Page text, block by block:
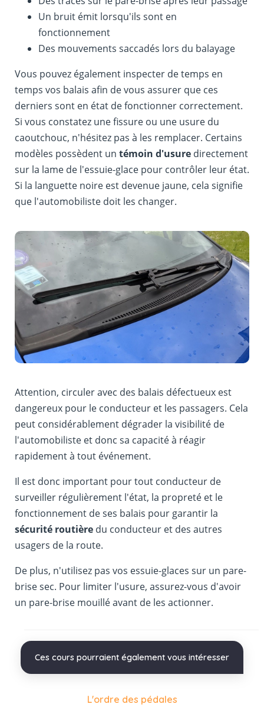
Un bruit émit lorsqu'ils sont en
fonctionnement
Des mouvements saccadés lors du balayage
Vous pouvez également inspecter de temps en
temps vos balais afin de vous assurer que ces
derniers sont en état de fonctionner correctement.
Si vous constatez une fissure ou une usure du
caoutchouc, n'hésitez pas à les remplacer. Certains
modèles possèdent un témoin d'usuredirectement
sur la lame de l'essuie-glace pour contrôler leur état.
Si la languette noire est devenue jaune, cela signifie
que l'automobiliste doit les changer.
Attention, circuler avec des balais défectueux est
dangereux pour le conducteur et les passagers. Cela
peut considérablement dégrader la visibilité de
l'automobiliste et donc sa capacité à réagir
rapidement à tout événement.
Il est donc important pour tout conducteur de
surveiller régulièrement l'état, la propreté et le
fonctionnement de ses balais pour garantir la
sécurité routièredu conducteur et des autres
usagers de la route.
De plus, n'utilisez pas vos essuie-glaces sur un pare-
brise sec. Pour limiter l'usure, assurez-vous d'avoir
un pare-brise mouillé avant de les actionner.
Ces cours pourraient également vous intéresser
L'ordre des pédales